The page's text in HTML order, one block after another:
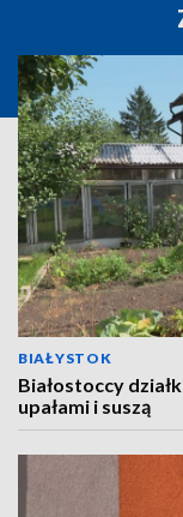
BIAŁYSTOK
Białostoccy
upałami i suszą